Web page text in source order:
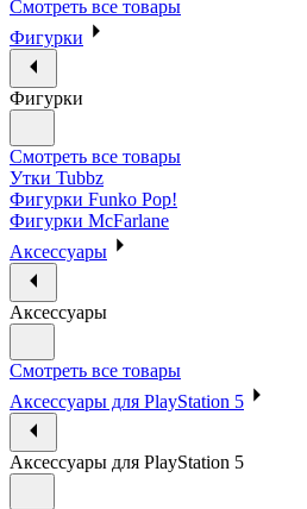
Смотреть все товары
Фигурки
Фигурки
Смотреть все товары
Утки Tubbz
Фигурки Funko Pop!
Фигурки McFarlane
Аксессуары
Аксессуары
Смотреть все товары
Аксессуары для PlayStation 5
Аксессуары для PlayStation 5